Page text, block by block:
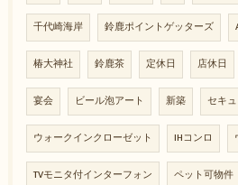
千代崎海岸 鈴鹿ポイントゲッターズ
椿大神社 鈴鹿茶 定休日 店休日
宴会 ビール泡アート 新築 セキ
ウォークインクローゼット IHコンロ
TVモニタ付インターフォン ペット可物件